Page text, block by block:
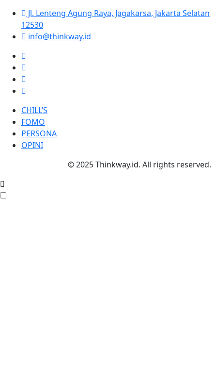
Jl. Lenteng Agung Raya, Jagakarsa, Jakarta Selatan
12530
info@thinkway.id
CHILL’S
FOMO
PERSONA
OPINI
© 2025 Thinkway.id. All rights reserved.